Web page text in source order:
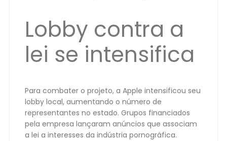
Lobby contra a
lei se intensifica
Para combater o projeto, a Apple intensificou seu
lobby local, aumentando o número de
representantes no estado. Grupos financiados
pela empresa lançaram anúncios que associam
a lei a interesses da indústria pornográfica.